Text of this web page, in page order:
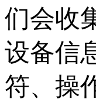
们会收
设备信
符、操